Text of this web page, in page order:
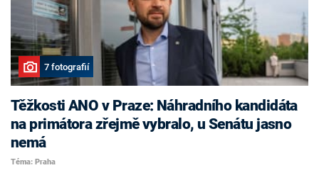
7 fotografií
Těžkosti ANO v Praze: Náhradního kandidáta
na primátora zřejmě vybralo, u Senátu jasno
nemá
Téma: Praha